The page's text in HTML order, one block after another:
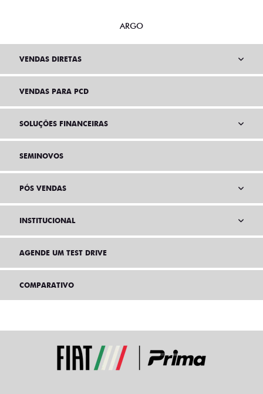
ARGO
VENDAS DIRETAS
VENDAS PARA PCD
SOLUÇÕES FINANCEIRAS
SEMINOVOS
PÓS VENDAS
INSTITUCIONAL
AGENDE UM TEST DRIVE
COMPARATIVO